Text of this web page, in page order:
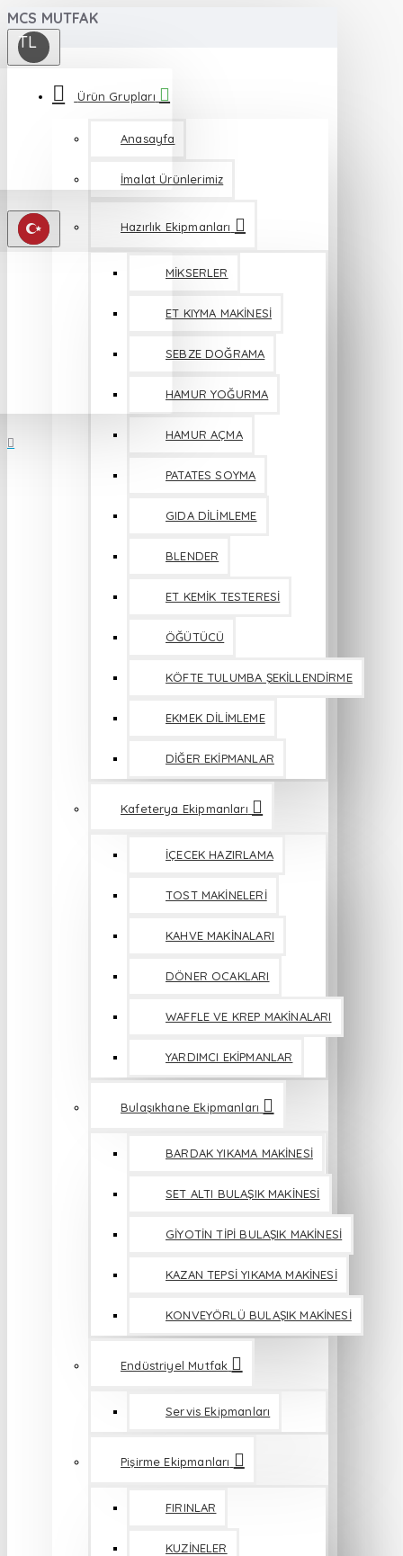
MCS MUTFAK
TL
Ürün Grupları
Anasayfa
İmalat Ürünlerimiz
Hazırlık Ekipmanları
MİKSERLER
ET KIYMA MAKİNESİ
SEBZE DOĞRAMA
HAMUR YOĞURMA
HAMUR AÇMA
PATATES SOYMA
GIDA DİLİMLEME
BLENDER
ET KEMİK TESTERESİ
ÖĞÜTÜCÜ
KÖFTE TULUMBA ŞEKİLLENDİRME
EKMEK DİLİMLEME
DİĞER EKİPMANLAR
Kafeterya Ekipmanları
İÇECEK HAZIRLAMA
TOST MAKİNELERİ
KAHVE MAKİNALARI
DÖNER OCAKLARI
WAFFLE VE KREP MAKİNALARI
YARDIMCI EKİPMANLAR
Bulaşıkhane Ekipmanları
BARDAK YIKAMA MAKİNESİ
SET ALTI BULAŞIK MAKİNESİ
GİYOTİN TİPİ BULAŞIK MAKİNESİ
KAZAN TEPSİ YIKAMA MAKİNESİ
KONVEYÖRLÜ BULAŞIK MAKİNESİ
Endüstriyel Mutfak
Servis Ekipmanları
Pişirme Ekipmanları
FIRINLAR
KUZİNELER